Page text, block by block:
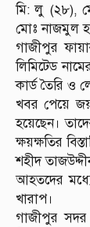
মি: লু (২৮),
মোঃ নাজমুল
গাজীপুর
লিমিটেড
কার্ড তৈরি ও
খবর পেয়ে
হয়েছেন।
ক্ষয়ক্ষতির
শহীদ
আহতদের
খারাপ।
গাজীপুর সদর